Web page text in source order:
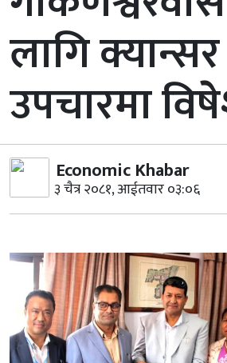
लागि क्यान्सर
उपचारमा
Economic Khabar
३ चैत्र २०८१, आईतवार ०३:०६